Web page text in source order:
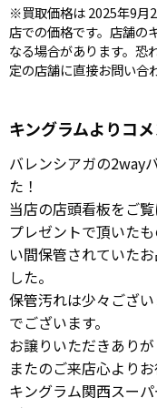
※買取価格は 2025年9月
店での価格です。店舗の
なる場合があります。恐
定の店舗に直接お問い合
キングラムよりコ
バレンシアガの2way
た！
当店の店頭看板をご覧
プレゼントで頂いた
い間保管されていた
した。
保管汚れは少々ござ
でございます。
お譲りいただきありが
またのご来店心より
キングラム関西スー